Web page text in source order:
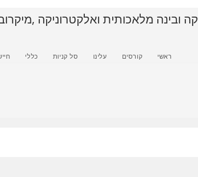
ובינה מלאכותית ואלקטרוניקה
ראשי קורסים עלינו סל קניות כללי